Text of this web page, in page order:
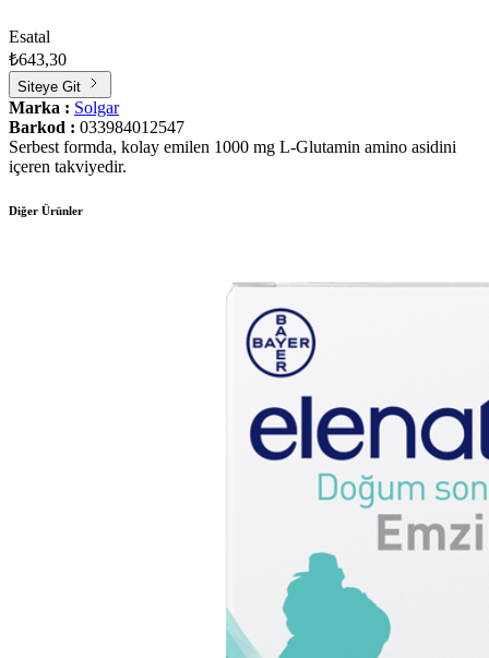
Esatal
₺643,30
Siteye Git
Marka : Solgar
Barkod : 033984012547
Serbest formda, kolay emilen 1000 mg L-Glutamin amino asidini
içeren takviyedir.
Diğer Ürünler